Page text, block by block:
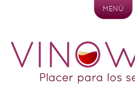
MENÚ